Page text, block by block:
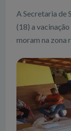
A Secretaria de
(18) a
moram na zona